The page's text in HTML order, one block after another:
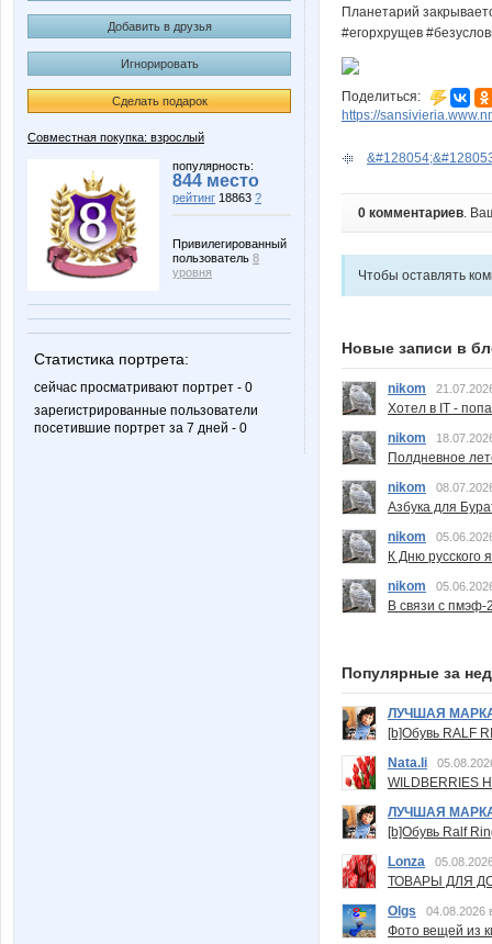
Добавить в друзья
Игнорировать
Сделать подарок
Совместная покупка: взрослый
популярность:
844 место
рейтинг 18863 ?
Привилегированный
пользователь 8
уровня
Статистика портрета:
сейчас просматривают портрет - 0
зарегистрированные пользователи
посетившие портрет за 7 дней - 0
Планетарий
#егорхрущев
Поделиться:
https://
0 комментариев.
Чтобы оставлять
Новые записи в
nikom
Хотел в IT -
nikom
Полдневное
nikom
Азбука для
nikom
К Дню русского
nikom
В связи с пмэф-
Популярные за
ЛУЧШАЯ
[b]Обувь RALF
Nata.li
ЛУЧШАЯ
[b]Обувь Ralf
Lonza
ТОВАРЫ ДЛЯ
Olgs
04.08.2026
Фото вещей из